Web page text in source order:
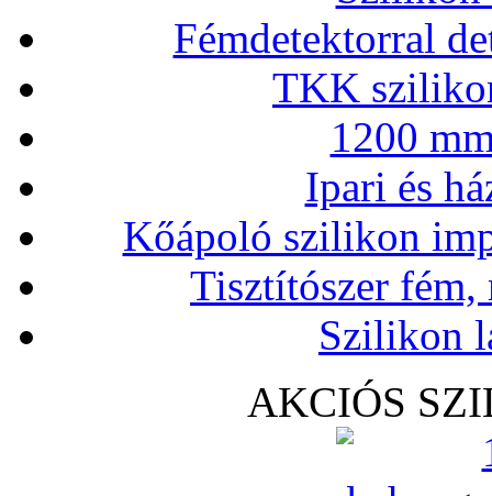
Fémdetektorral
TKK
1200
Ipari és
Kőápoló szilikon
Tisztítószer
Szilikon
AKCIÓS